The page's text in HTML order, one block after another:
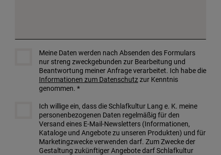
Meine Daten werden nach Absenden des Formulars
nur streng zweckgebunden zur Bearbeitung und
Beantwortung meiner Anfrage verarbeitet. Ich habe die
Informationen zum Datenschutzzur Kenntnis
genommen. *
Ich willige ein, dass die Schlafkultur Lang e. K. meine
personenbezogenen Daten regelmäßig für den
Versand eines E-Mail-Newsletters (Informationen,
Kataloge und Angebote zu unseren Produkten) und für
Marketingzwecke verwenden darf. Zum Zwecke der
Gestaltung zukünftiger Angebote darf Schlafkultur